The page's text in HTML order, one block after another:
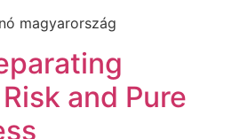
magyarország
and Pure